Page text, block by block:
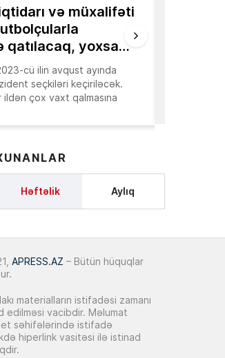
avtomobil
artımının tempi
necə
daşınmaz əmlak
şəbəkəyə
və müxalifəti
qatılacaq, yoxsa…
cü ilin avqust ayında
seçkiləri keçiriləcək.
çox vaxt qalmasına
[…]
Həftəlik Aylıq
APRESS.AZ – Bütün hüquqlar
materialların istifadəsi zamanı
edilməsi vacibdir. Məlumat
səhifələrində istifadə
hiperlink vasitəsi ilə istinad